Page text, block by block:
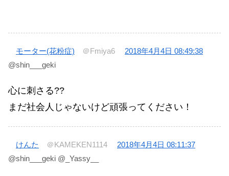
モーター(花粉症) ＠Fmiya6
2018年4月4日 08:49:38
@shin___geki
心に刺さる??
まだ社会人じゃないけど頑張ってください！
けんた ＠KAMEKEN1114
2018年4月4日 08:11:37
@shin___geki @_Yassy__